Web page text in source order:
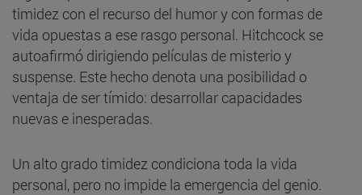
timidez con el recurso del humor y con formas de
vida opuestas a ese rasgo personal. Hitchcock se
autoafirmó dirigiendo películas de misterio y
suspense. Este hecho denota una posibilidad o
ventaja de ser tímido: desarrollar capacidades
nuevas e inesperadas.
Un alto grado timidez condiciona toda la vida
personal, pero no impide la emergencia del genio.